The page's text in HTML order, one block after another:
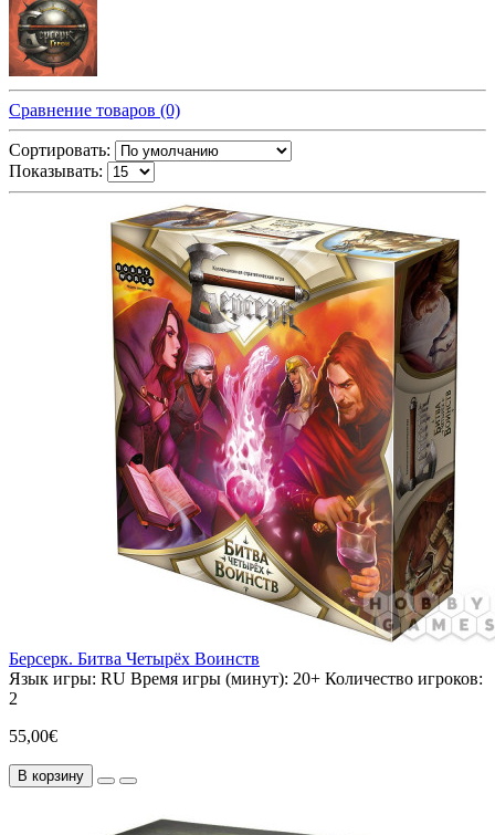
Сравнение товаров (0)
Сортировать:
Показывать:
Берсерк. Битва Четырёх Воинств
Язык игры: RU Время игры (минут): 20+ Количество игроков:
2
55,00€
В корзину